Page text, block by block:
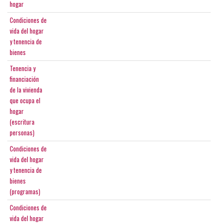
hogar
Condiciones de
vida del hogar
y tenencia de
bienes
Tenencia y
financiación
de la vivienda
que ocupa el
hogar
(escritura
personas)
Condiciones de
vida del hogar
y tenencia de
bienes
(programas)
Condiciones de
vida del hogar